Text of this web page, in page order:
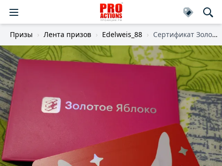
Призы Лента призов Edelweis_88 Сертификат Золотое Яблоко 10000р